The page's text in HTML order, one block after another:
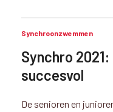
Synchroonzwemmen
Synchro
succesvol
De senioren en